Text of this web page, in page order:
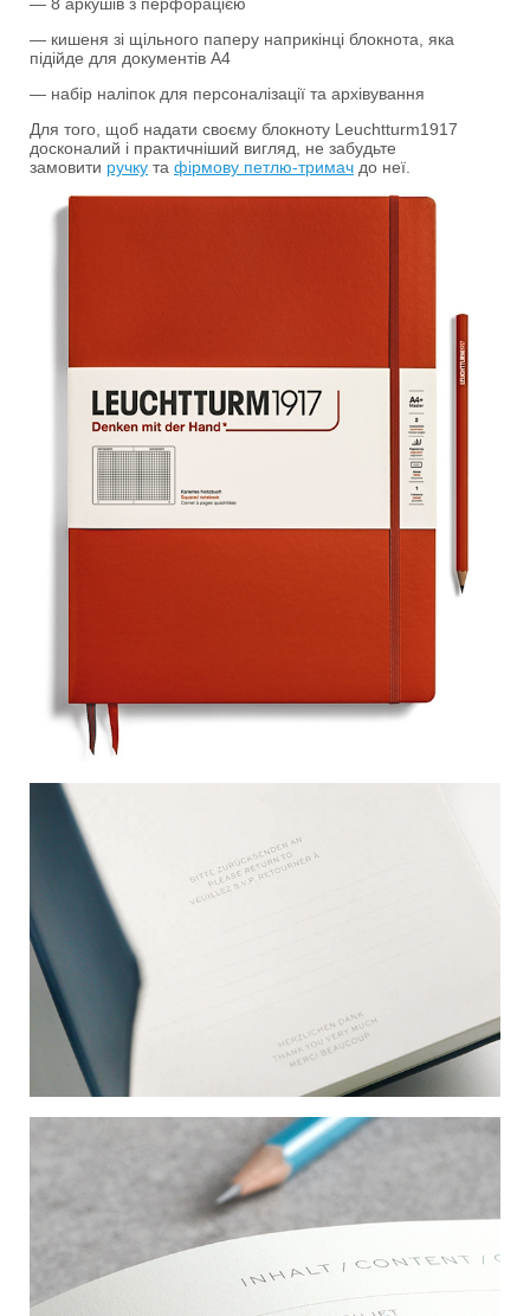
— кишеня зі щільного паперу наприкінці блокнота, яка
підійде для документів А4
— набір наліпок для персоналізації та архівування
Для того, щоб надати своєму блокноту Leuchtturm1917
досконалий і практичніший вигляд, не забудьте
замовити ручку та фірмову петлю-тримач до неї.